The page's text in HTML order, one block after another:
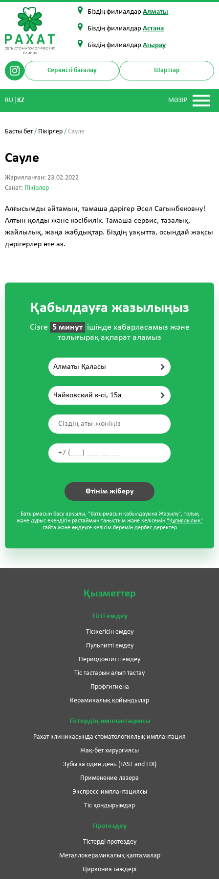
Біздің филиалдарАлматы
Біздің филиалдарАстана
Біздің филиалдарАтырау
Сервисті бағалау Шарттар
МӘЗІР
RU KZ
Басты бет/ Пікірлер /Сауле
Сауле
Жарияланған: 23.02.2022
Санат: Пікірлер
Алғысымды айтамын, тамаша дәрігер Әсел Сагынбековну!
Алтын қолды және кәсібилік. Тамаша сервис, тазалық,
жайлылық, жаңа жабдықтар. Біздің уақытта, осындай жақсы
дәрігерлер өте аз.
Қабылдауға жазылыңыз
Сізге 5 минут ішінде хабарласамыз және
толығырақ ақпарат аламыз
Алматы Қаласы
Чайковский к-сі, 15а
Батырмасын басу арқылы, "батырмасын қабылдауына Жазылу", толық
және дұрыс екендігін растаймын таныстым және келісемін "Құпиялылық"
сайта және өңдеуге келісім беремін дербес деректер
Қызметтер
Тісті емдеу
Тісжегісін емдеу
Пульпитті емдеу
Периодонтитті емдеу
Тіс тастарын алып тастау
Профгигиена
Керамикалық қойындылар
Тістердің имплантациясы
Рахат клиникасында стоматологиялық имплантация
Жақ-бет хирургиясы
Зубы за один день (FAST and FIX)
Применение лазера
Экспресс-имплантациясы
Тіс қондырымдар
Протездеу
Тістерді протездеу
Металлокерамикалық қаптамалар
Циркония тәждері